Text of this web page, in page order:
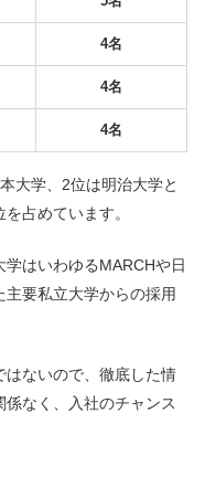
4名
4名
4名
大学、2位は明治大学と
占めています。
はいわゆるMARCHや日
要私立大学からの採用
はないので、徹底した情
なく、入社のチャンス